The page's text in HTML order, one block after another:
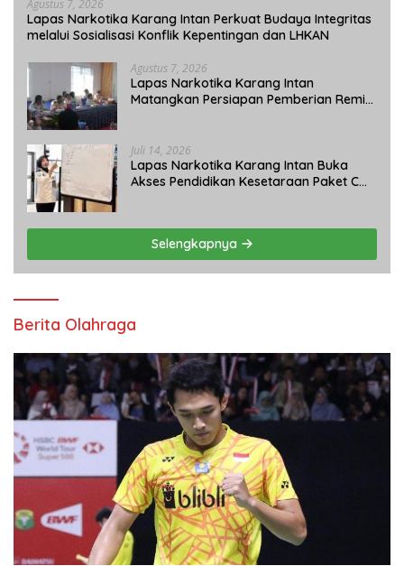
Agustus 7, 2026
Lapas Narkotika Karang Intan Perkuat Budaya Integritas
melalui Sosialisasi Konflik Kepentingan dan LHKAN
Agustus 7, 2026
Lapas Narkotika Karang Intan
Matangkan Persiapan Pemberian Remisi
Juli 14, 2026
Lapas Narkotika Karang Intan Buka
Akses Pendidikan Kesetaraan Paket C
Selengkapnya
Berita Olahraga